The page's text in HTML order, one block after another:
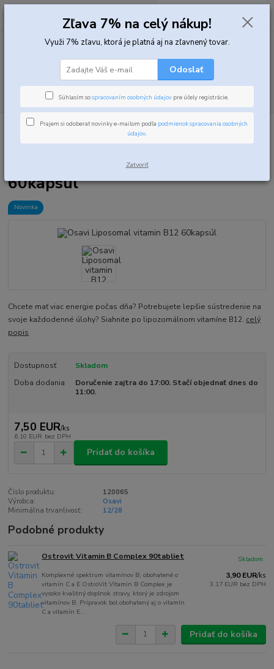
Hľadať
0,00 EUR
Vitamíny, minerály a zdravie Vitamíny
Osavi Liposomal
Osavi Liposomal vitamin B12
60kapsúl
Novinka
Chcete mať viac energie počas dňa? Potrebujete lepšie sústredenie na
svoje každodenné úlohy? Siahnite po lipozomálnom vitamíne B12. celý
popis
Dostupnosť
Skladom
Doba dodania
Doručenie zajtra do 17:00. Stačí objednať dnes do
11:00.
7,50 EUR/ks
6,10 EUR bez DPH
Pridať do košíka
Číslo produktu:
120065
Výrobca:
Osavi
Minimálna trvanlivosť:
12/28
Podobné produkty
Ostrovit Vitamin B Complex 90tabliet
Komplexné spektrum vitamínov B, obohatené o
vitamín C a E OstroVit Vitamin B Complex je
vysoko kvalitný doplnok stravy, ktorý je zdrojom
vitamínov B. Prípravok bol obohatený aj o vitamín
C a vitamín E...
3,90 EUR/ks
3,17 EUR bez DPH
Skladom
Pridať do košíka
Zľava 7% na celý nákup!
Využi 7% zľavu, ktorá je platná aj na zľavnený tovar.
Odoslať
Súhlasím sospracovaním osobných údajov pre účely registrácie.
Prajem si odoberať novinky e-mailom podľa podmienok spracovania osobných
údajov.
Zatvoriť